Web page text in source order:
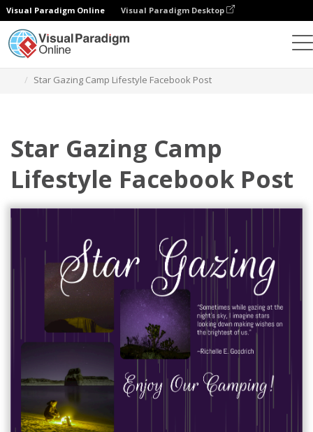
Visual Paradigm Online Visual Paradigm Desktop
Star Gazing Camp Lifestyle Facebook Post
Star Gazing Camp
Lifestyle Facebook Post